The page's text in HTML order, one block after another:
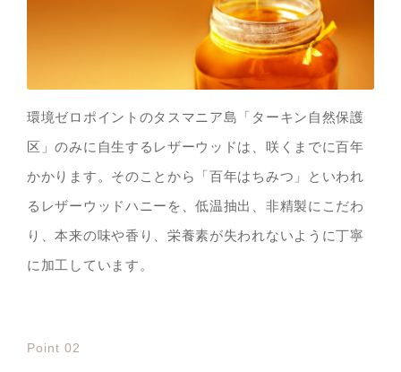
環境ゼロポイントのタスマニア島「ターキン自然保護
区」のみに自生するレザーウッドは、咲くまでに百年
かかります。そのことから「百年はちみつ」といわれ
るレザーウッドハニーを、低温抽出、非精製にこだわ
り、本来の味や香り、栄養素が失われないように丁寧
に加工しています。
Point 02